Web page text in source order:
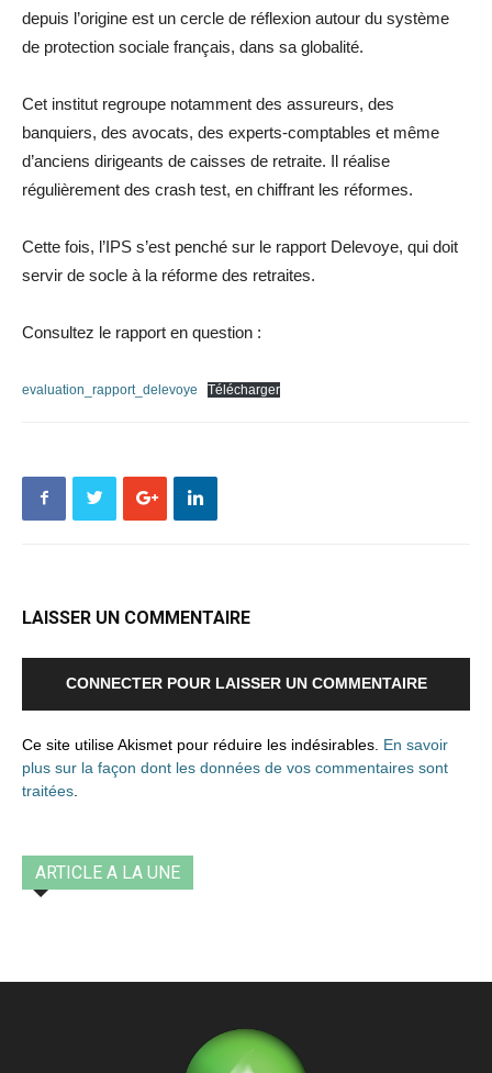
depuis l’origine est un cercle de réflexion autour du système
de protection sociale français, dans sa globalité.
Cet institut regroupe notamment des assureurs, des
banquiers, des avocats, des experts-comptables et même
d’anciens dirigeants de caisses de retraite. Il réalise
régulièrement des crash test, en chiffrant les réformes.
Cette fois, l’IPS s’est penché sur le rapport Delevoye, qui doit
servir de socle à la réforme des retraites.
Consultez le rapport en question :
evaluation_rapport_delevoye Télécharger
LAISSER UN COMMENTAIRE
CONNECTER POUR LAISSER UN COMMENTAIRE
Ce site utilise Akismet pour réduire les indésirables. En savoir
plus sur la façon dont les données de vos commentaires sont
traitées
ARTICLE A LA UNE